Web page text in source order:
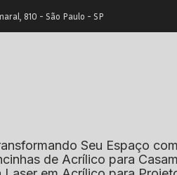
810 - São Paulo - SP
Seu Espaço
de Acrílico para